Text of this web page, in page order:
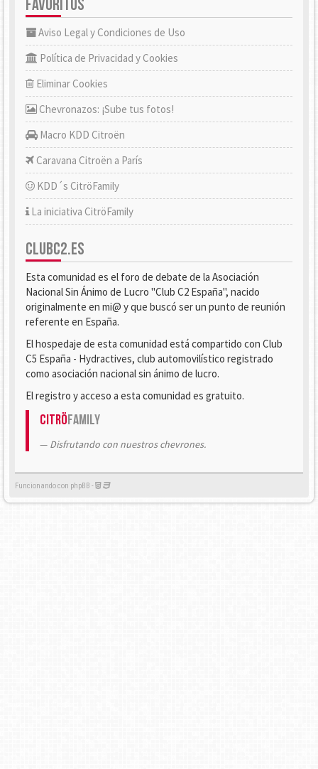
FAVORITOS
Aviso Legal y Condiciones de Uso
Política de Privacidad y Cookies
Eliminar Cookies
Chevronazos: ¡Sube tus fotos!
Macro KDD Citroën
Caravana Citroën a París
KDD´s CitröFamily
La iniciativa CitröFamily
CLUBC2.ES
Esta comunidad es el foro de debate de la Asociación
Nacional Sin Ánimo de Lucro "Club C2 España", nacido
originalmente en mi@ y que buscó ser un punto de reunión
referente en España.
El hospedaje de esta comunidad está compartido con Club
C5 España - Hydractives, club automovilístico registrado
como asociación nacional sin ánimo de lucro.
El registro y acceso a esta comunidad es gratuito.
CitröFamily
Disfrutando con nuestros chevrones.
Funcionando con phpBB -